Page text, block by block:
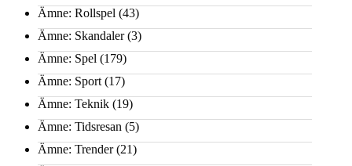
Ämne: Rollspel (43)
Ämne: Skandaler(3)
Ämne: Spel (179)
Ämne: Sport (17)
Ämne: Teknik (19)
Ämne: Tidsresan (5)
Ämne: Trender(21)